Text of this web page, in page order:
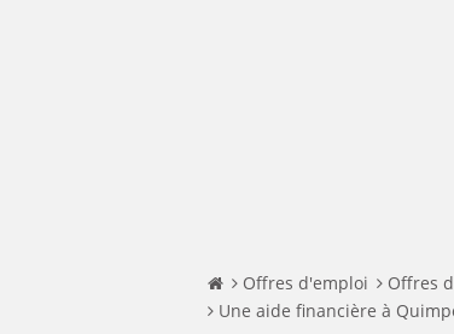
Offres d'emploi Offres
Une aide financière à